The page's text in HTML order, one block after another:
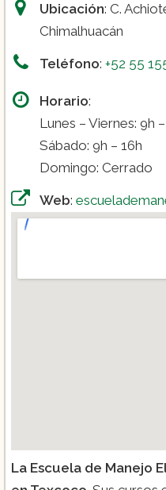
Ubicación: C.
Chimalhuacán
Teléfono: +52 55
Horario:
Lunes – Viernes: 9h
Sábado: 9h – 16h
Domingo: Cerrado
Web:
La Escuela de Manejo